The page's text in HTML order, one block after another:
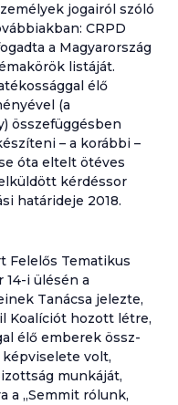
jogairól szóló
CRPD
a Magyarország
listáját.
élő
(a
összefüggésben
– a korábbi –
óta eltelt ötéves
kérdéssor
határideje 2018.
Felelős Tematikus
i ülésén a
Tanácsa jelezte,
Koalíciót hozott létre,
élő emberek össz-
volt,
munkáját,
a „Semmit rólunk,